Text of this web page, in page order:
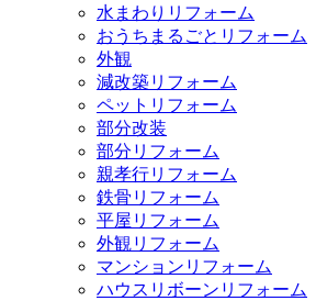
水まわりリフォーム
おうちまるごとリフォーム
外観
減改築リフォーム
ペットリフォーム
部分改装
部分リフォーム
親孝行リフォーム
鉄骨リフォーム
平屋リフォーム
外観リフォーム
マンションリフォーム
ハウスリボーンリフォーム